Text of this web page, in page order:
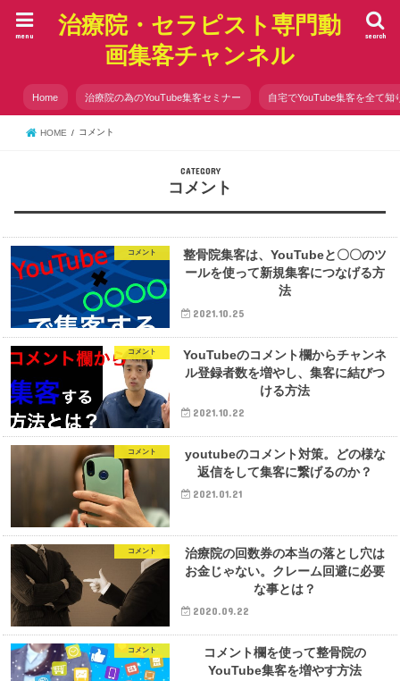
治療院・セラピスト専門動
画集客チャンネル
search
menu
Home 治療院の為のYouTube集客セミナー 自宅でYouTube集客を全て知
HOME コメント
コメント
コメント
整骨院集客は、YouTubeと〇〇のツ
ールを使って新規集客につなげる方
法
2021.10.25
コメント
YouTubeのコメント欄からチャンネ
ル登録者数を増やし、集客に結びつ
ける方法
2021.10.22
コメント
youtubeのコメント対策。どの様な
返信をして集客に繋げるのか？
2021.01.21
コメント
治療院の回数券の本当の落とし穴は
お金じゃない。クレーム回避に必要
な事とは？
2020.09.22
コメント
コメント欄を使って整骨院の
YouTube集客を増やす方法